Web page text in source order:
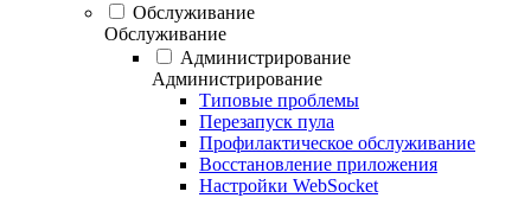
Обслуживание
Обслуживание
Администрирование
Администрирование
Типовые проблемы
Перезапуск пула
Профилактическое обслуживание
Восстановление приложения
Настройки WebSocket